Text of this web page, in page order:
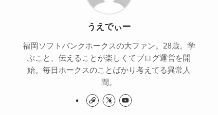
うえでぃー
福岡ソフトバンクホークスの大ファン。28歳。学
ぶこと、伝えることが楽しくてブログ運営を開
始。毎日ホークスのことばかり考えてる異常人
間。